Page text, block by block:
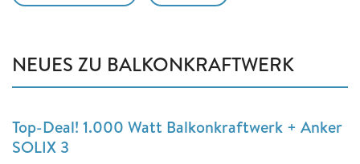
NEUES ZU BALKONKRAFTWERK
Top-Deal! 1.000 Watt Balkonkraftwerk + Anker
SOLIX 3